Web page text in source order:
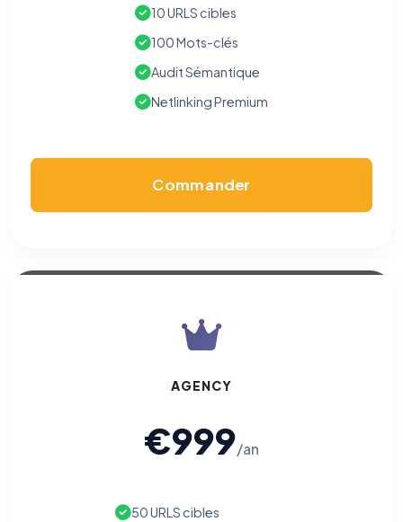
10 URLS cibles
100 Mots-clés
Audit Sémantique
Netlinking Premium
Commander
AGENCY
€999/an
50 URLS cibles